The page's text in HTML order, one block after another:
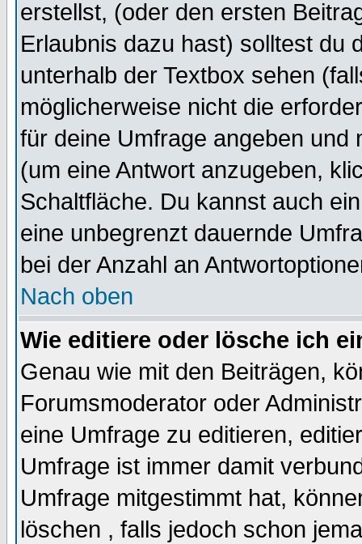
erstellst, (oder den ersten
Erlaubnis dazu hast) solltest du
unterhalb der Textbox sehen
möglicherweise nicht die
für deine Umfrage angeben und
(um eine Antwort anzugeben,
Schaltfläche. Du kannst auch
eine unbegrenzt dauernde
bei der Anzahl an
Nach oben
Wie editiere oder lösche ich
Genau wie mit den Beiträgen,
Forumsmoderator oder
eine Umfrage zu editieren,
Umfrage ist immer damit
Umfrage mitgestimmt hat,
löschen , falls jedoch schon